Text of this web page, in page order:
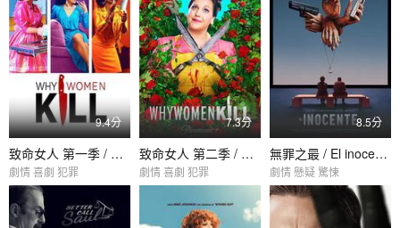
9.4分
致命女人 第一季 / Why Women Kill Season 1
劇情 喜劇 犯罪
7.3分
致命女人 第二季 / Why Women Kill Season 2
劇情 喜劇 犯罪
8.5分
無罪之最 / El inocente
劇情 懸疑 驚悚